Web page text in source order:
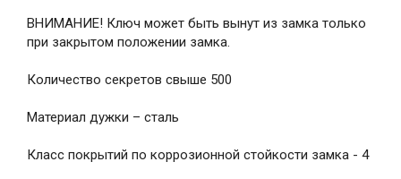
ВНИМАНИЕ! Ключ может быть вынут из замка только
при закрытом положении замка.
Количество секретов свыше 500
Материал дужки – сталь
Класс покрытий по коррозионной стойкости замка - 4